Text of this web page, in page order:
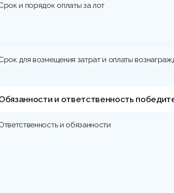
и порядок оплаты за лот
для возмещения затрат и оплаты
и ответственность
и обязанности